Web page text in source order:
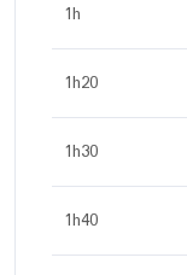
1h
1h20
1h30
1h40